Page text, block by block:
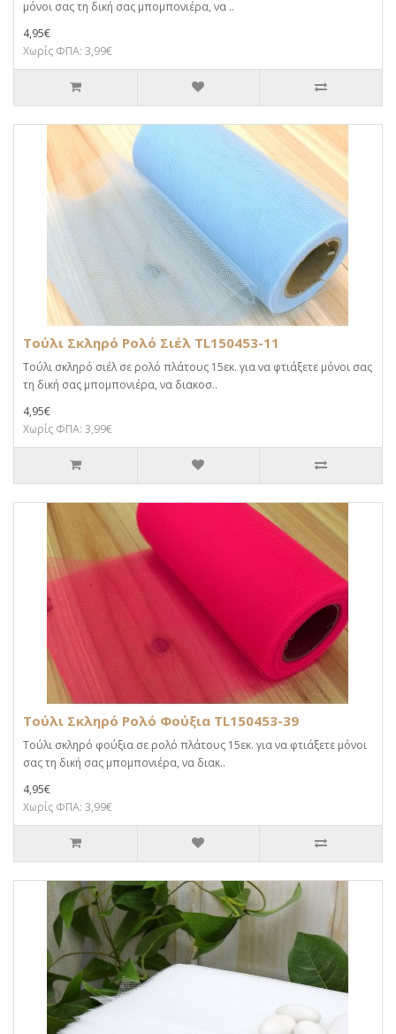
μόνοι σας τη δική σας μπομπονιέρα, να ..
4,95€
Χωρίς ΦΠΑ: 3,99€
Τούλι Σκληρό Ρολό Σιέλ TL150453-11
Τούλι σκληρό σιέλ σε ρολό πλάτους 15εκ. για να φτιάξετε μόνοι σας
τη δική σας μπομπονιέρα, να διακοσ..
4,95€
Χωρίς ΦΠΑ: 3,99€
Τούλι Σκληρό Ρολό Φούξια TL150453-39
Τούλι σκληρό φούξια σε ρολό πλάτους 15εκ. για να φτιάξετε μόνοι
σας τη δική σας μπομπονιέρα, να διακ..
4,95€
Χωρίς ΦΠΑ: 3,99€